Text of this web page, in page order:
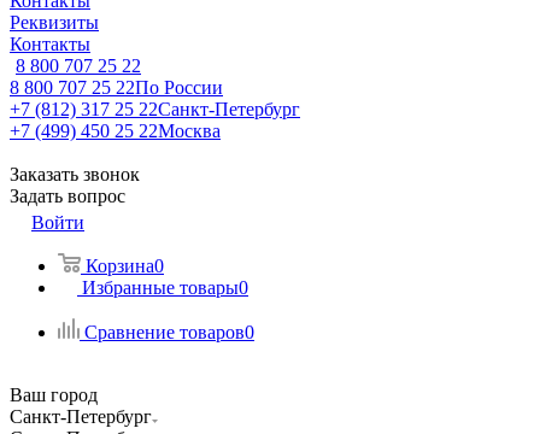
Реквизиты
Контакты
8 800 707 25 22
8 800 707 25 22По России
+7 (812) 317 25 22Санкт-Петербург
+7 (499) 450 25 22Москва
Заказать звонок
Задать вопрос
Войти
Корзина0
Избранные товары0
Сравнение товаров0
Ваш город
Санкт-Петербург